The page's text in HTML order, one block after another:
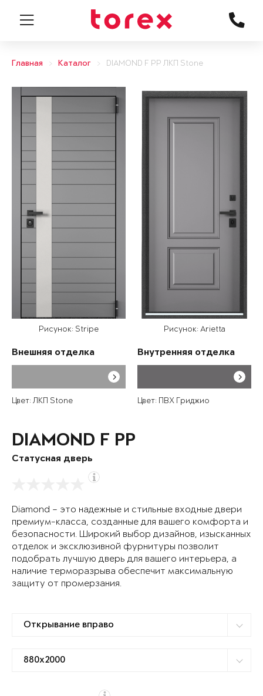
Главная Каталог DIAMOND F PP ЛКП Stone
Рисунок: Stripe
Внешняя отделка
Цвет: ЛКП Stone
Рисунок: Arietta
Внутренняя отделка
Цвет: ПВХ Гриджио
DIAMOND F PP
Статусная дверь
Diamond – это надежные и стильные входные двери
премиум-класса, созданные для вашего комфорта и
безопасности. Широкий выбор дизайнов, изысканных
отделок и эксклюзивной фурнитуры позволит
подобрать лучшую дверь для вашего интерьера, а
наличие терморазрыва обеспечит максимальную
защиту от промерзания.